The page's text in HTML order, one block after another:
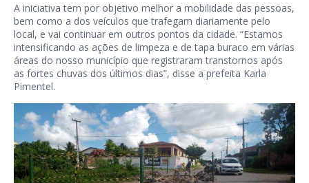
A iniciativa tem por objetivo melhor a mobilidade das pessoas,
bem como a dos veículos que trafegam diariamente pelo
local, e vai continuar em outros pontos da cidade. “Estamos
intensificando as ações de limpeza e de tapa buraco em várias
áreas do nosso município que registraram transtornos após
as fortes chuvas dos últimos dias”, disse a prefeita Karla
Pimentel.